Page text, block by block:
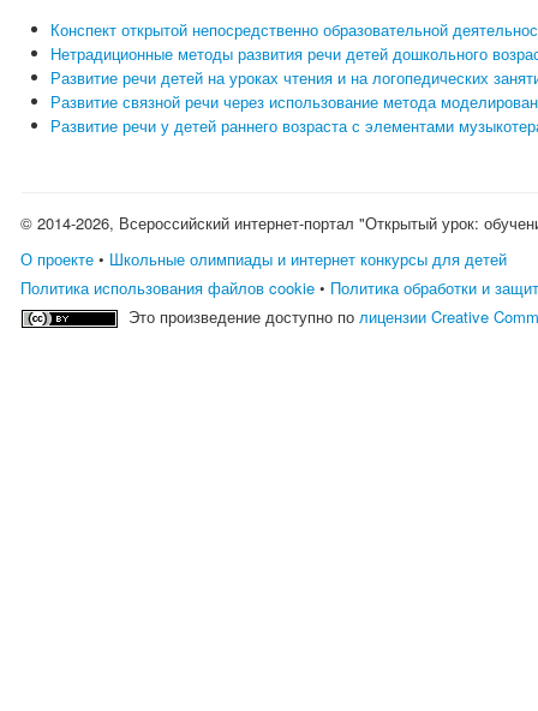
Конспект открытой непосредственно образовательной
Нетрадиционные методы развития речи детей дошкольного
Развитие речи детей на уроках чтения и на логопедических
Развитие связной речи через использование метода
Развитие речи у детей раннего возраста с элементами
© 2014-2026, Всероссийский интернет-портал "Открытый урок:
О проекте • Школьные олимпиады и интернет конкурсы для детей
Политика использования файлов cookie • Политика обработки и
Это произведение доступно полицензии Creative